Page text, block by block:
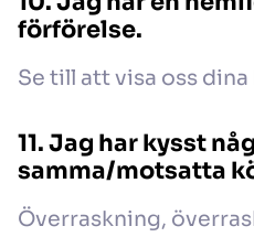
förförelse.
Se till att visa oss
11. Jag har kysst
samma/motsatta
Överraskning,